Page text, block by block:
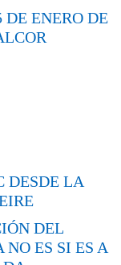
ENERO DE
DESDE LA
DEL
NO ES SI ES A